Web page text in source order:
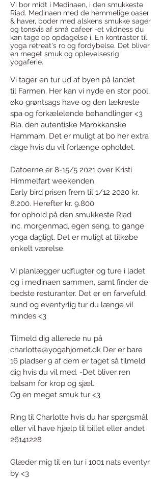
Vi bor midt i Medinaen, i den smukkeste
Riad. Medinaen med de hemmelige oaser
& haver, boder med alskens smukke sager
og tonsvis af små cafeer -et vildness du
kan tage op opdagelse i. En kontraster til
yoga retreat's ro og fordybelse. Det bliver
en meget smuk og oplevelsesrig
yogaferie.
Vi tager en tur ud af byen på landet
til Farmen. Her kan vi nyde en stor pool,
øko grøntsags have og den lækreste
spa og forkælelende behandlinger <3
Bla. den autentiske Marokkanske
Hammam. Det er muligt at bo her extra
dage hvis du vil forlænge opholdet.
Datoerne er 8-15/5 2021 over Kristi
Himmelfart weekenden.
Early bird prisen frem til 1/12 2020 kr.
8.200. Herefter kr. 9.800
for ophold på den smukkeste Riad
inc. morgenmad, egen seng, to gange
yoga dagligt. Det er muligt at tilkøbe
enkelt værelse.
Vi planlægger udflugter og ture i ladet
og i medinaen sammen, samt finder de
bedste resturanter. Det er en farvefuld,
sund og eventyrlig tur du længe vil
mindes <3
Tilmeld dig allerede nu på
charlotte@yogahjornet.dk Der er bare
16 pladser 9 af dem er taget så tilmeld
dig hvis du vil med. -Det bliver ren
balsam for krop og sjæl..
Og en meget smuk tur <3
Ring til Charlotte hvis du har spørgsmål
eller vil have hjælp til billet eller andet
26141228
Glæder mig til en tur i 1001 nats eventyr
by <3